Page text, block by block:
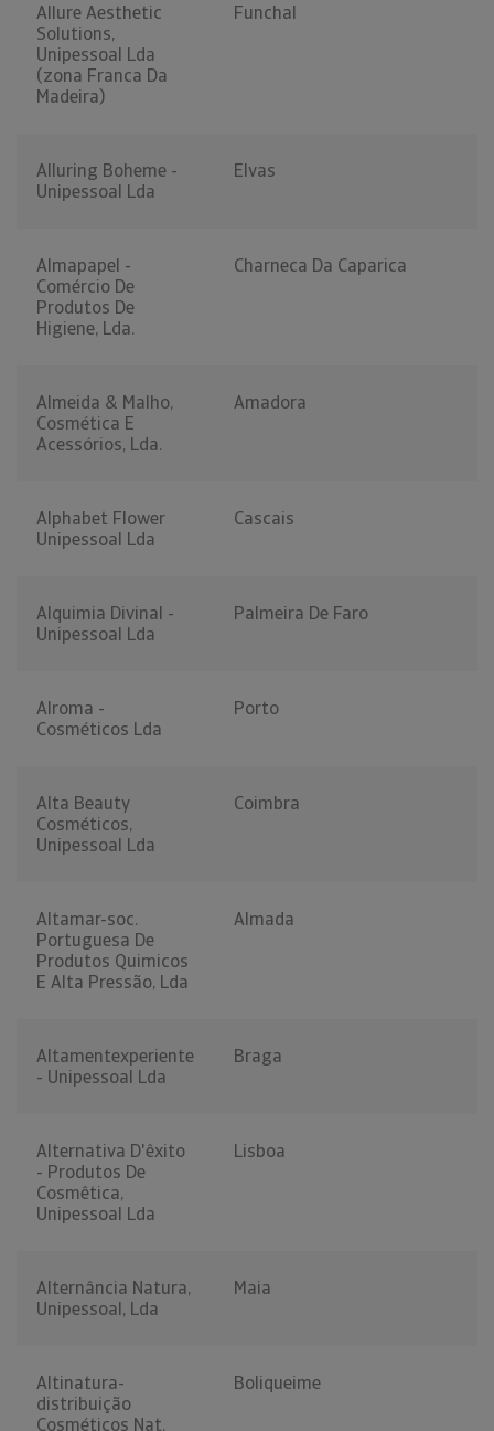
Allure Aesthetic
Solutions,
Unipessoal Lda
(zona Franca Da
Madeira)
Funchal
Alluring Boheme -
Unipessoal Lda
Elvas
Almapapel -
Comércio De
Produtos De
Higiene, Lda.
Charneca Da Caparica
Almeida & Malho,
Cosmética E
Acessórios, Lda.
Amadora
Alphabet Flower
Unipessoal Lda
Cascais
Alquimia Divinal -
Unipessoal Lda
Palmeira De Faro
Alroma -
Cosméticos Lda
Porto
Alta Beauty
Cosméticos,
Unipessoal Lda
Coimbra
Altamar-soc.
Portuguesa De
Produtos Quimicos
E Alta Pressão, Lda
Almada
Altamentexperiente
- Unipessoal Lda
Braga
Alternativa D'êxito
- Produtos De
Cosmêtica,
Unipessoal Lda
Lisboa
Alternância Natura,
Unipessoal, Lda
Maia
Altinatura-
distribuição
Cosméticos Nat.
Boliqueime